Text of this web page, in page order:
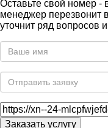
Оставьте свой номер -
менеджер перезвонит
уточнит ряд вопросов